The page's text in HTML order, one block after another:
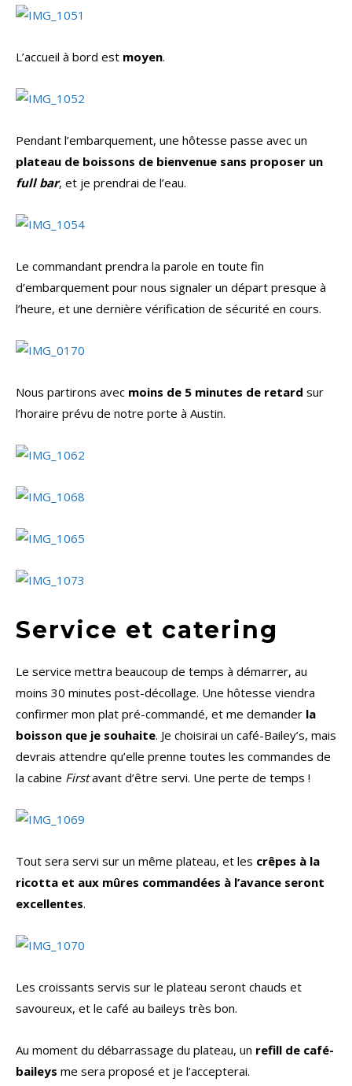
L’accueil à bord est moyen.
Pendant l’embarquement, une hôtesse passe avec un
plateau de boissons de bienvenue sans proposer un
full bar, et je prendrai de l’eau.
Le commandant prendra la parole en toute fin
d’embarquement pour nous signaler un départ presque à
l’heure, et une dernière vérification de sécurité en cours.
Nous partirons avec moins de 5 minutes de retard sur
l’horaire prévu de notre porte à Austin.
Service et catering
Le service mettra beaucoup de temps à démarrer, au
moins 30 minutes post-décollage. Une hôtesse viendra
confirmer mon plat pré-commandé, et me demander la
boisson que je souhaite. Je choisirai un café-Bailey’s, mais
devrais attendre qu’elle prenne toutes les commandes de
la cabine Firstavant d’être servi. Une perte de temps !
Tout sera servi sur un même plateau, et les crêpes à la
ricotta et aux mûres commandées à l’avance seront
excellentes.
Les croissants servis sur le plateau seront chauds et
savoureux, et le café au baileys très bon.
Au moment du débarrassage du plateau, un refill de café-
baileys me sera proposé et je l’accepterai.